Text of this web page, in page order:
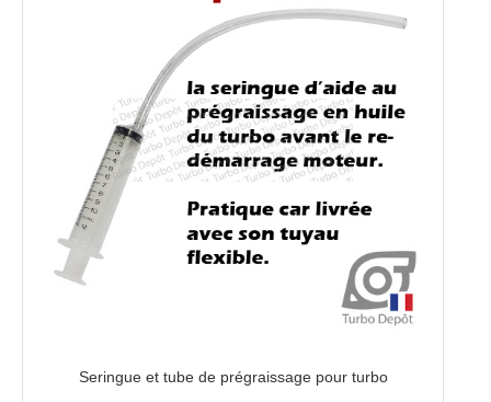
Seringue et tube de prégraissage pour turbo